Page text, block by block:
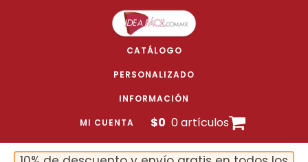
CATÁLOGO
PERSONALIZADO
INFORMACIÓN
MI CUENTA $0 0 artículos